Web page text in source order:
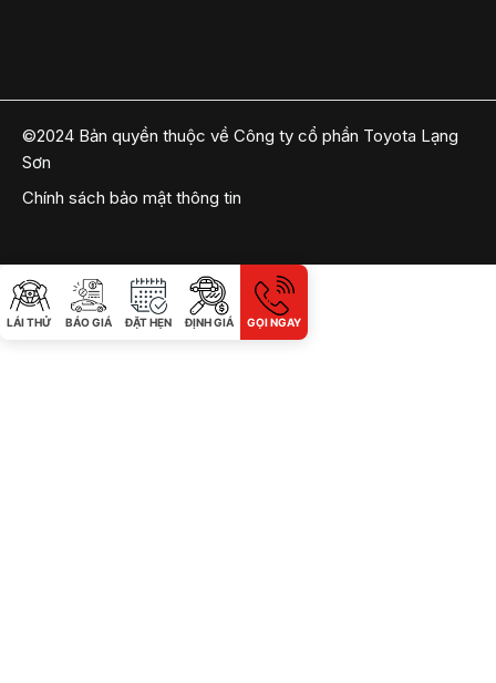
©2024 Bản quyền thuộc về Công ty cổ phần Toyota Lạng
Sơn
Chính sách bảo mật thông tin
LÁI THỬ BÁO GIÁ ĐẶT HẸN ĐỊNH GIÁ GỌI NGAY